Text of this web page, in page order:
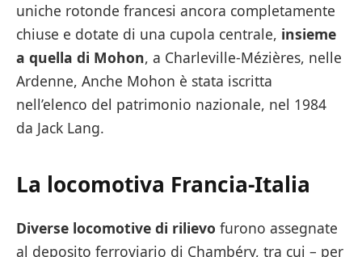
uniche rotonde francesi ancora completamente
chiuse e dotate di una cupola centrale, insieme
a quella di Mohon, a Charleville-Mézières, nelle
Ardenne, Anche Mohon è stata iscritta
nell’elenco del patrimonio nazionale, nel 1984
da Jack Lang.
La locomotiva Francia-Italia
Diverse locomotive di rilievo furono assegnate
al deposito ferroviario di Chambéry, tra cui – per